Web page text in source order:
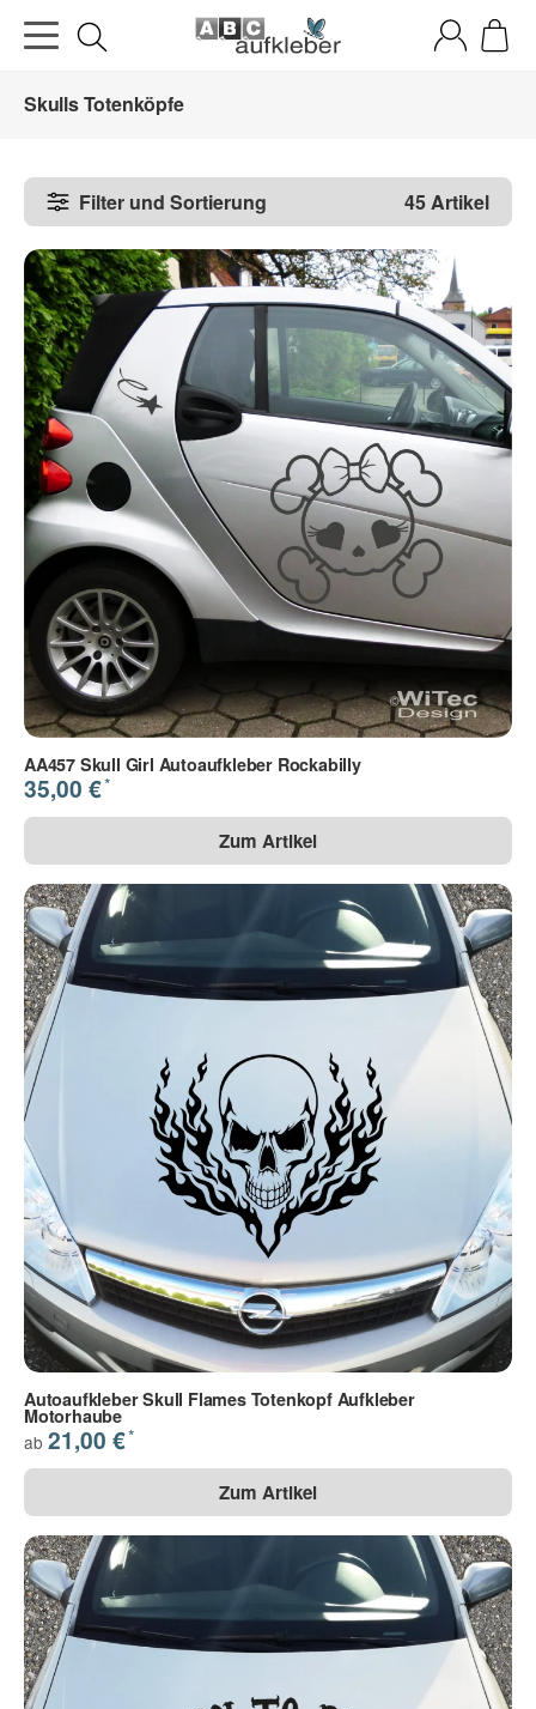
Skulls Totenköpfe
Filter und Sortierung 45 Artikel
AA457 Skull Girl Autoaufkleber Rockabilly
35,00 €*
Zum Artikel
Autoaufkleber Skull Flames Totenkopf Aufkleber
Motorhaube
ab 21,00 €*
Zum Artikel